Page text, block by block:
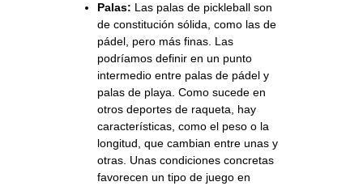
Palas: Las palas de pickleball son
de constitución sólida, como las de
pádel, pero más finas. Las
podríamos definir en un punto
intermedio entre palas de pádel y
palas de playa. Como sucede en
otros deportes de raqueta, hay
características, como el peso o la
longitud, que cambian entre unas y
otras. Unas condiciones concretas
favorecen un tipo de juego en